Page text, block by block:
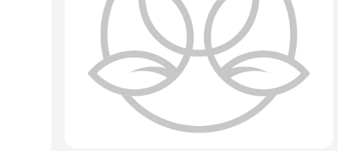
Товары для флористов
Пакеты для цветов и подарков
Изделия из металла